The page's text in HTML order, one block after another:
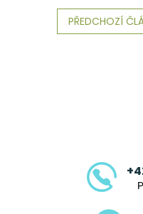
PŘEDCHOZÍ